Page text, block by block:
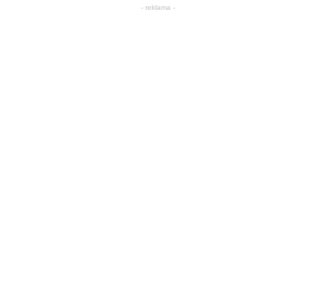
- reklama -